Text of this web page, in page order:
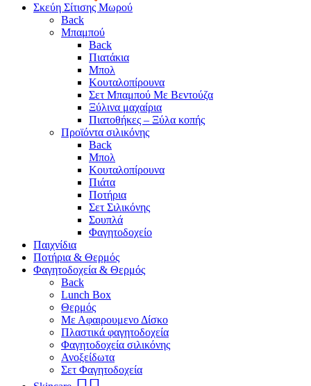
Σκεύη Σίτισης Μωρού
Back
Μπαμπού
Back
Πιατάκια
Μπολ
Κουταλοπίρουνα
Σετ Μπαμπού Με Βεντούζα
Ξύλινα μαχαίρια
Πιατοθήκες – Ξύλα κοπής
Προϊόντα σιλικόνης
Back
Μπολ
Κουταλοπίρουνα
Πιάτα
Ποτήρια
Σετ Σιλικόνης
Σουπλά
Φαγητοδοχείο
Παιχνίδια
Ποτήρια & Θερμός
Φαγητοδοχεία & Θερμός
Back
Lunch Box
Θερμός
Με Αφαιρουμενο Δίσκο
Πλαστικά φαγητοδοχεία
Φαγητοδοχεία σιλικόνης
Ανοξείδωτα
Σετ Φαγητοδοχεία